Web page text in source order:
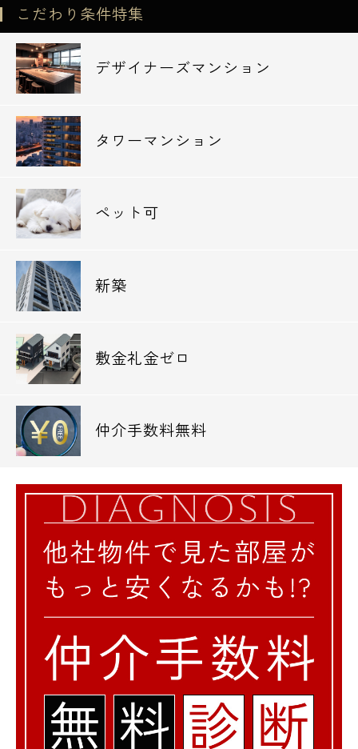
こだわり条件特集
デザイナーズマンション
タワーマンション
ペット可
新築
敷金礼金ゼロ
仲介手数料無料